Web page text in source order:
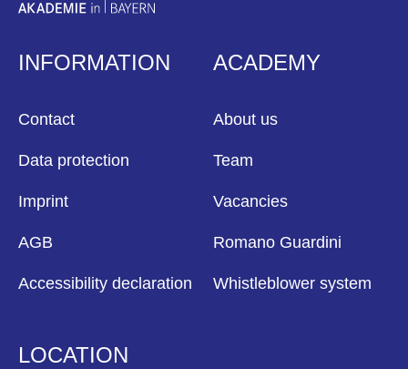
INFORMATION
Contact
Data protection
Imprint
AGB
Accessibility declaration
ACADEMY
About us
Team
Vacancies
Romano Guardini
Whistleblower system
LOCATION